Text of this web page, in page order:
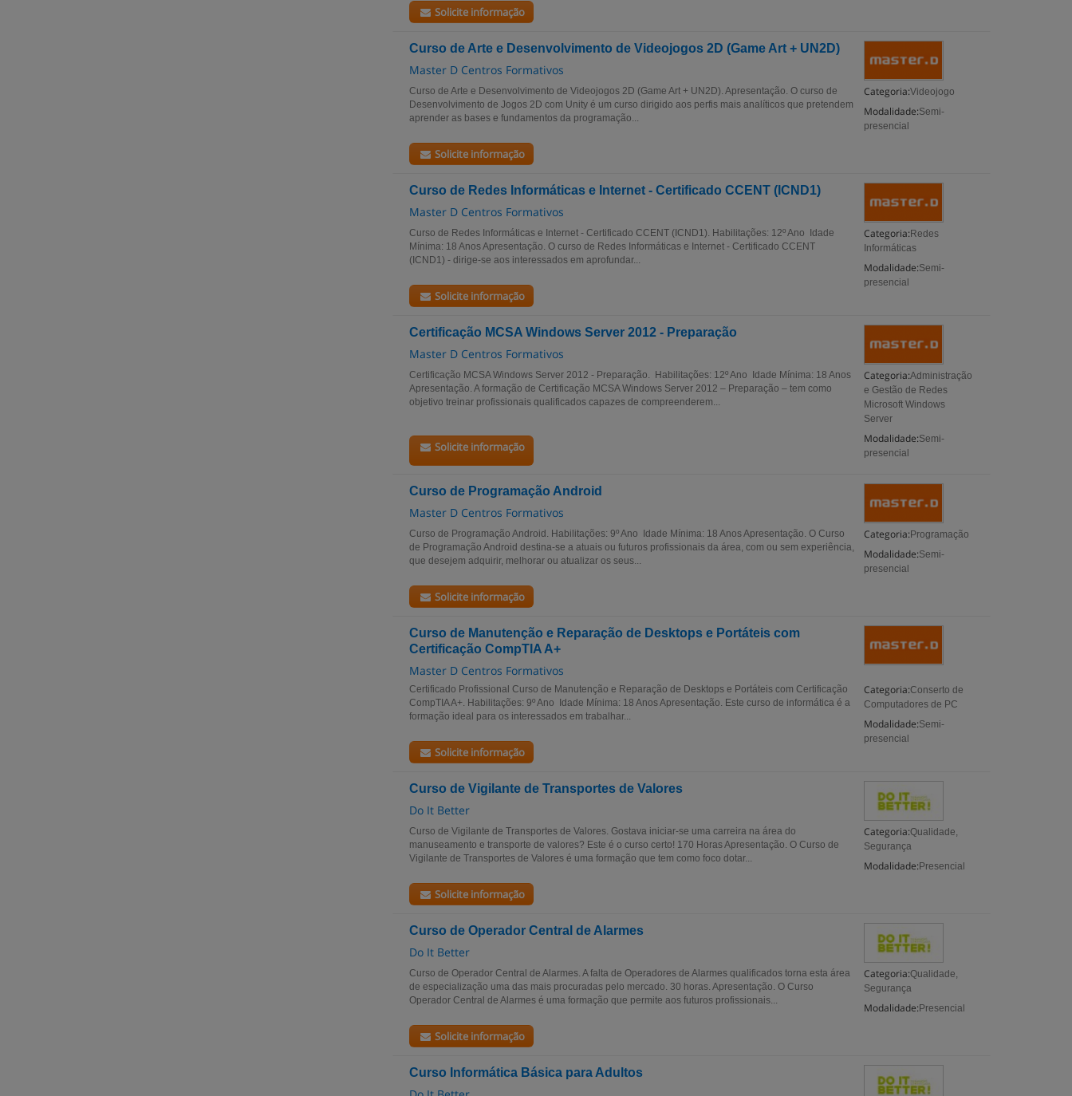
Solicite informação
Curso de Arte e Desenvolvimento de Videojogos 2D (Game Art + UN2D)
Master D Centros Formativos
Categoria:Videojogo
Modalidade:Semi-
presencial
Curso de Arte e Desenvolvimento de Videojogos 2D (Game Art + UN2D). Apresentação. O curso de
Desenvolvimento de Jogos 2D com Unity é um curso dirigido aos perfis mais analíticos que pretendem
aprender as bases e fundamentos da programação...
Solicite informação
Curso de Redes Informáticas e Internet - Certificado CCENT (ICND1)
Master D Centros Formativos
Categoria: Redes
Informáticas
Modalidade:Semi-
presencial
Curso de Redes Informáticas e Internet - Certificado CCENT (ICND1). Habilitações: 12º Ano Idade
Mínima: 18 Anos Apresentação. O curso de Redes Informáticas e Internet - Certificado CCENT
(ICND1) - dirige-se aos interessados em aprofundar...
Solicite informação
Certificação MCSA Windows Server 2012 - Preparação
Master D Centros Formativos
Categoria:Administração
e Gestão de Redes
Microsoft Windows
Server
Modalidade:Semi-
presencial
Certificação MCSA Windows Server 2012 - Preparação. Habilitações: 12º Ano Idade Mínima: 18 Anos
Apresentação. A formação de Certificação MCSA Windows Server 2012 – Preparação – tem como
objetivo treinar profissionais qualificados capazes de compreenderem...
Solicite informação
Curso de Programação Android
Master D Centros Formativos
Categoria: Programação
Modalidade:Semi-
presencial
Curso de Programação Android. Habilitações: 9º Ano Idade Mínima: 18 Anos Apresentação. O Curso
de Programação Android destina-se a atuais ou futuros profissionais da área, com ou sem experiência,
que desejem adquirir, melhorar ou atualizar os seus...
Solicite informação
Curso de Manutenção e Reparação de Desktops e Portáteis com
Certificação CompTIA A+
Master D Centros Formativos
Categoria:Conserto de
Computadores de PC
Modalidade:Semi-
presencial
Certificado Profissional Curso de Manutenção e Reparação de Desktops e Portáteis com Certificação
CompTIA A+. Habilitações: 9º Ano Idade Mínima: 18 Anos Apresentação. Este curso de informática é a
formação ideal para os interessados em trabalhar...
Solicite informação
Curso de Vigilante de Transportes de Valores
Do It Better
Categoria:Qualidade,
Segurança
Modalidade: Presencial
Curso de Vigilante de Transportes de Valores. Gostava iniciar-se uma carreira na área do
manuseamento e transporte de valores? Este é o curso certo! 170 Horas Apresentação. O Curso de
Vigilante de Transportes de Valores é uma formação que tem como foco dotar...
Solicite informação
Curso de Operador Central de Alarmes
Do It Better
Categoria:Qualidade,
Segurança
Modalidade: Presencial
Curso de Operador Central de Alarmes. A falta de Operadores de Alarmes qualificados torna esta área
de especialização uma das mais procuradas pelo mercado. 30 horas. Apresentação. O Curso
Operador Central de Alarmes é uma formação que permite aos futuros profissionais...
Solicite informação
Curso Informática Básica para Adultos